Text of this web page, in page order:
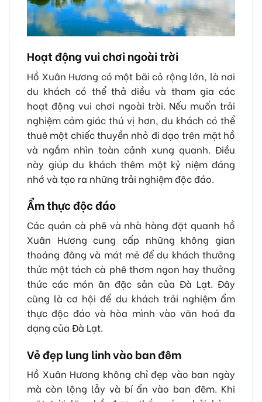
Hoạt động vui chơi ngoài trời
Hồ Xuân Hương có một bãi cỏ rộng lớn, là nơi
du khách có thể thả diều và tham gia các
hoạt động vui chơi ngoài trời. Nếu muốn trải
nghiệm cảm giác thú vị hơn, du khách có thể
thuê một chiếc thuyền nhỏ đi dạo trên mặt hồ
và ngắm nhìn toàn cảnh xung quanh. Điều
này giúp du khách thêm một kỷ niệm đáng
nhớ và tạo ra những trải nghiệm độc đáo.
Ẩm thực độc đáo
Các quán cà phê và nhà hàng đặt quanh hồ
Xuân Hương cung cấp những không gian
thoáng đãng và mát mẻ để du khách thưởng
thức một tách cà phê thơm ngon hay thưởng
thức các món ăn đặc sản của Đà Lạt. Đây
cũng là cơ hội để du khách trải nghiệm ẩm
thực độc đáo và hòa mình vào văn hoá đa
dạng của Đà Lạt.
Vẻ đẹp lung linh vào ban đêm
Hồ Xuân Hương không chỉ đẹp vào ban ngày
mà còn lộng lẫy và bí ẩn vào ban đêm. Khi